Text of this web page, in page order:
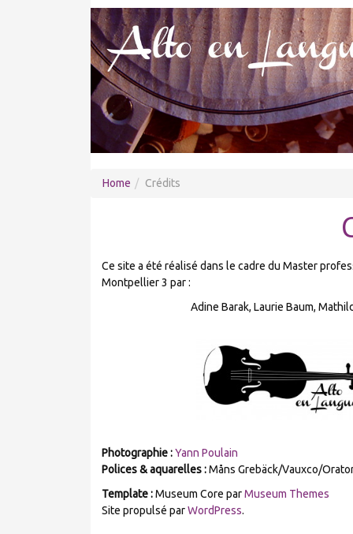
Home Crédits
Ce site a été réalisé dans le cadre du Master
Montpellier 3 par :
Adine Barak, Laurie Baum,
Photographie : Yann Poulain
Polices & aquarelles :Måns Grebäck/Vauxco/
Template :Museum Core parMuseum Themes
Site propulsé parWordPress.